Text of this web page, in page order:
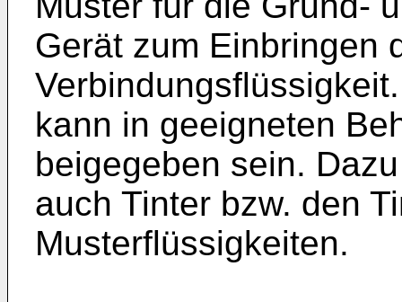
Gerät zum Einbringen
kann in geeigneten
beigegeben sein.
auch Tinter bzw. den
Musterflüssigkeiten.